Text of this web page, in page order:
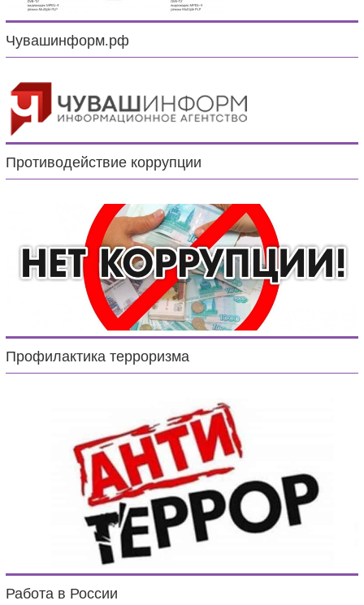
Чувашинформ.рф
Противодействие коррупции
Профилактика терроризма
Работа в России